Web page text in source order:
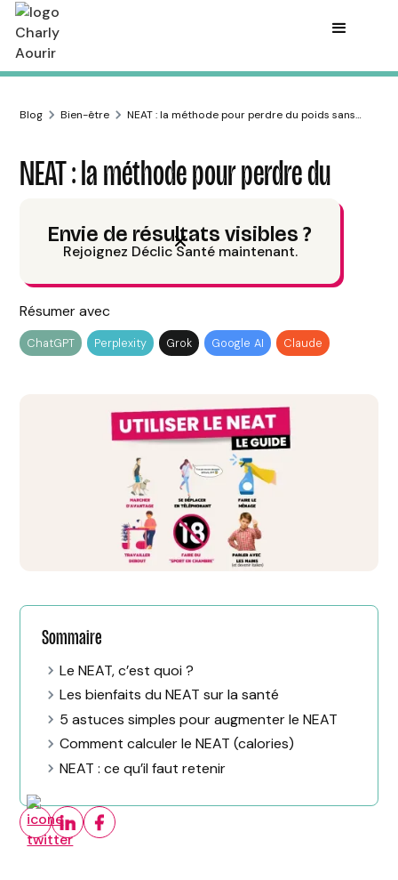
Sommaire
Le NEAT, c’est quoi ?
Les bienfaits du NEAT sur la santé
5 astuces simples pour augmenter le NEAT
Comment calculer le NEAT (calories)
NEAT : ce qu’il faut retenir
Blog Bien-être
NEAT : la méthode pour perdre du poids sans
NEAT : la méthode pour perdre du
poids sans sport
Charly Aourir Publié le29/5/24 7min de lecture
Résumer avec
ChatGPT Perplexity Grok Google AI Claude
Envie de résultats visibles ?
Rejoignez Déclic Santé maintenant.